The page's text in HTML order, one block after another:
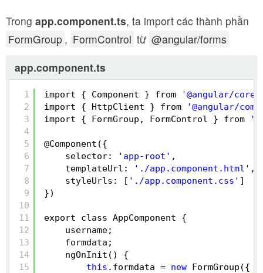
Trong app.component.ts, ta import các thành phần
FormGroup , FormControl từ @angular/forms
app.component.ts
1
2
3
4
5
6
7
8
9
10
11
12
13
14
15
import { Component } from '@angular/core'
import { HttpClient } from
'@angular/
import { FormGroup, FormControl } from
@Component({
selector:
'app-root' ,
templateUrl:
'./app.component.html' ,
styleUrls: [ './app.component.css' ]
})
export class AppComponent {
username;
formdata;
ngOnInit() {
this .formdata = new FormGroup({